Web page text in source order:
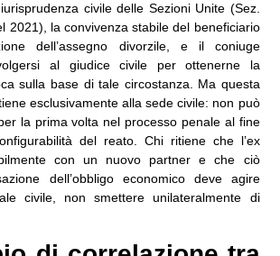
civile delle Sezioni Unite (Sez.
2021), la convivenza stabile del beneficiario
dell’assegno divorzile, e il coniuge
al giudice civile per ottenerne la
sulla base di tale circostanza. Ma questa
esclusivamente alla sede civile: non può
la prima volta nel processo penale al fine
del reato. Chi ritiene che l’ex
con un nuovo partner e che ciò
dell’obbligo economico deve agire
civile, non smettere unilateralmente di